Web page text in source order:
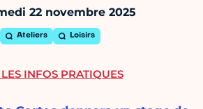
22 novembre 2025
Ateliers Loisirs
INFOS PRATIQUES